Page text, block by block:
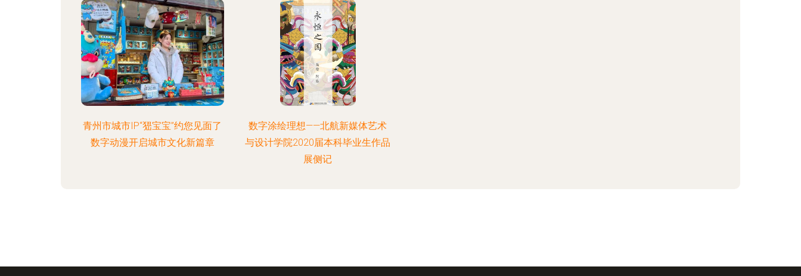
青州市城市IP“峱宝宝”约您见面了
数字动漫开启城市文化新篇章
数字涂绘理想——北航新媒体艺术
与设计学院2020届本科毕业生作品
展侧记